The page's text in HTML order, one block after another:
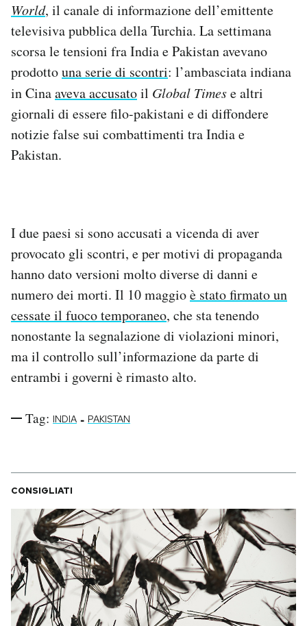
Regala il Post
Hai bisogno di aiuto?
Esci
World, il canale di informazione dell’emittente
televisiva pubblica della Turchia. La settimana
scorsa le tensioni fra India e Pakistan avevano
prodottouna serie di scontri: l’ambasciata indiana
in Cinaaveva accusatoil Global Timese altri
giornali di essere filo-pakistani e di diffondere
notizie false sui combattimenti tra India e
Pakistan.
I due paesi si sono accusati a vicenda di aver
provocato gli scontri, e per motivi di propaganda
hanno dato versioni molto diverse di danni e
numero dei morti. Il 10 maggioè stato firmato un
cessate il fuoco temporaneo, che sta tenendo
nonostante la segnalazione di violazioni minori,
ma il controllo sull’informazione da parte di
entrambi i governi è rimasto alto.
Tag: INDIA - PAKISTAN
CONSIGLIATI